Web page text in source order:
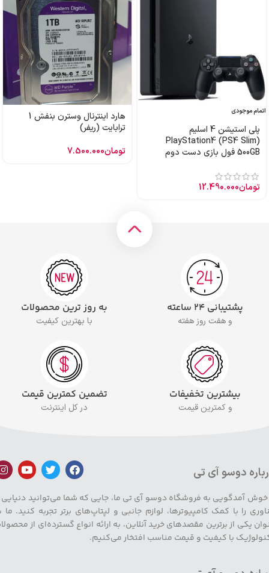
اتمام موجودی
پلی استیشن 4 اسلیم
PlayStation4 (PS4 Slim)
500GB فول بازی دست دوم
تومان12.490.000
هارد اینترنال وسترن بنفش 1
ترابایت (ریفر)
تومان7.500.000
پشتیبانی ۲۴ ساعته
و هفت روز هفته
به روز ترین محصولات
با بهترین کیفیت
بیشترین تخفیفات
و کمترین قیمت
تضمین کمترین قیمت
در کل اینترنت
دوسو آی تی
خوش آمدگویی به فروشگاه دوسو آی تی ما، جایی که شما می‌توانید دنیایی
را با کمک کامپیوترها، لوازم جانبی و لپتاپ‌های برتر تجربه کنید. ما
یکی از برترین مقصدهای خرید آنلاین، به ارائه انواع گسترده‌ای از
با کیفیت و قیمت مناسب افتخار می‌کنیم.